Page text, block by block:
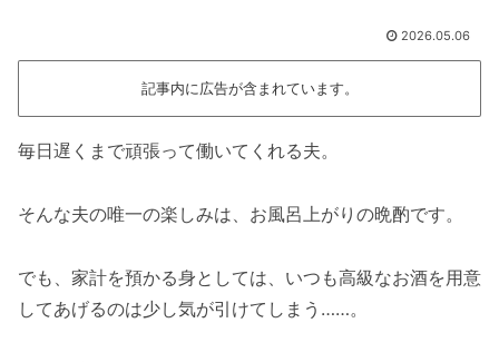
2026.05.06
記事内に広告が含まれています。
毎日遅くまで頑張って働いてくれる夫。
そんな夫の唯一の楽しみは、お風呂上がりの晩酌です。
でも、家計を預かる身としては、いつも高級なお酒を用意
してあげるのは少し気が引けてしまう……。